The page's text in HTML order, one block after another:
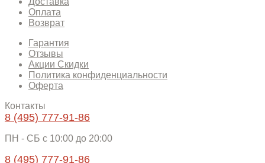
Оплата
Возврат
Гарантия
Отзывы
Акции Скидки
Политика конфиденциальности
Оферта
Контакты
8 (495) 777-91-86
ПН - СБ c 10:00 до 20:00
8 (495) 777-91-86